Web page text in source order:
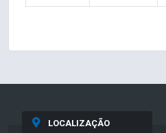
LOCALIZAÇÃO